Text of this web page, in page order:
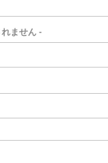
ません -